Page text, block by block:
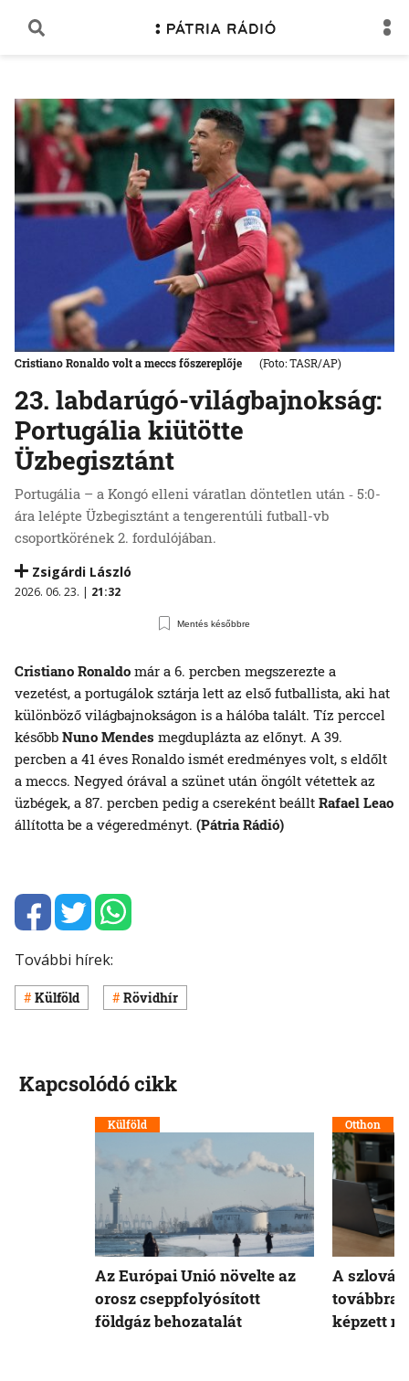
23. labdarúgó-világbajnokság:
Portugália kiütötte
Üzbegisztánt
Portugália – a Kongó elleni váratlan döntetlen után ‑ 5:0-
ára lelépte Üzbegisztánt a tengerentúli futball-vb
csoportkörének 2. fordulójában.
Zsigárdi László
2026. 06. 23. | 21:32
Mentés későbbre
Cristiano Ronaldo volt a meccs főszereplője (Foto: TASR/AP)
Cristiano Ronaldo már a 6. percben megszerezte a
vezetést, a portugálok sztárja lett az első futballista, aki hat
különböző világbajnokságon is a hálóba talált. Tíz perccel
később Nuno Mendes megduplázta az előnyt. A 39.
percben a 41 éves Ronaldo ismét eredményes volt, s eldőlt
a meccs. Negyed órával a szünet után öngólt vétettek az
üzbégek, a 87. percben pedig a csereként beállt Rafael Leao
állította be a végeredményt. (Pátria Rádió)
További hírek:
Külföld Rövidhír
Kapcsolódó cikk
Külföld
Az Európai Unió növelte az
orosz cseppfolyósított
földgáz behozatalát
Otthon
A
továbbra
képzett